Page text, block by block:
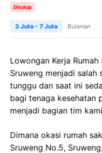
Ditutup
3 Juta - 7 Juta Bulanan
Lowongan Kerja
Sruweng menjadi
tunggu dan saat ini
bagi tenaga kesehatan
menjadi bagian tim
Dimana okasi rumah
Sruweng No.5,